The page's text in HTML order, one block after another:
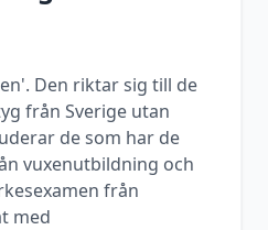
Den riktar sig till de
från Sverige utan
de som har de
vuxenutbildning och
från
med